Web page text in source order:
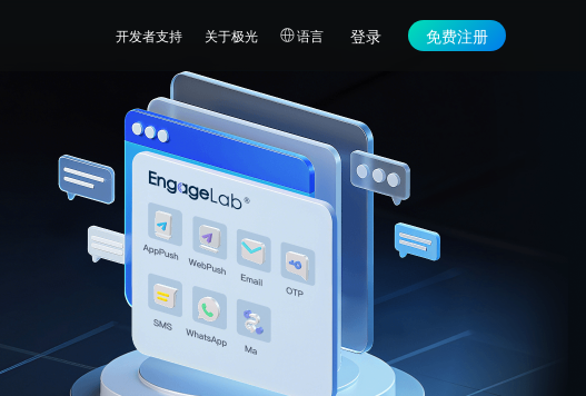
开发者支持 关于极光 语言 登录 免费注册